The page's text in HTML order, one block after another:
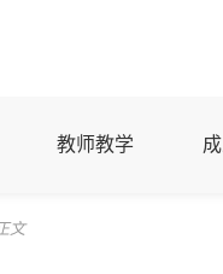
教师教学
文